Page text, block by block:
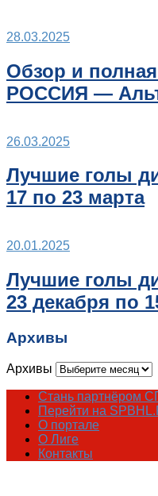
28.03.2025
Обзор и
РОССИЯ —
26.03.2025
Лучшие голы
17 по 23 марта
20.01.2025
Лучшие голы
23 декабря по
Архивы
Архивы
Стань партнёром
Перейти на
О портале
О Лиге
Контакты